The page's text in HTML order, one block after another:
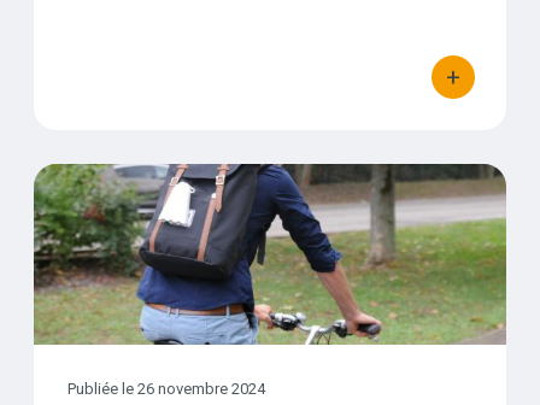
+
bouton
COMP'AIR : Recrutement de volontaires à l'Eurométropole de
Visuel
Publiée le 26 novembre 2024